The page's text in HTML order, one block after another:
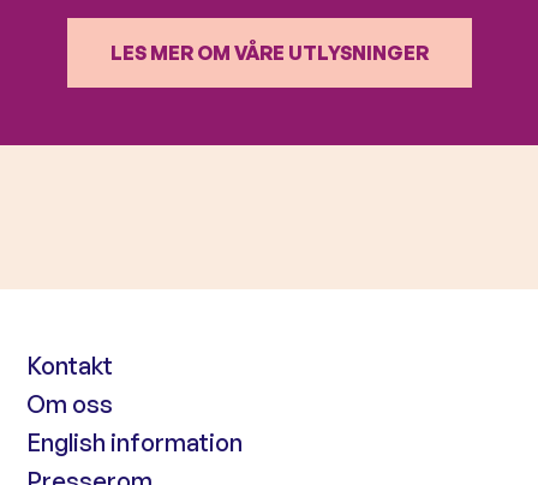
LES MER OM VÅRE UTLYSNINGER
Kontakt
Om oss
English information